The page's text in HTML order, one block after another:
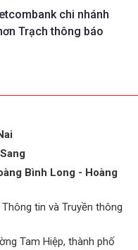
chi nhánh
Trạch thông báo
Bình Long - Hoàng
tin và Truyền thông
Tam Hiệp, thành phố